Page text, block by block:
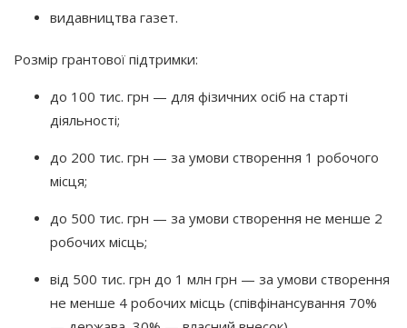
видавництва газет.
Розмір грантової підтримки:
до 100 тис. грн — для фізичних осіб на старті
діяльності;
до 200 тис. грн — за умови створення 1 робочого
місця;
до 500 тис. грн — за умови створення не менше 2
робочих місць;
від 500 тис. грн до 1 млн грн — за умови створення
не менше 4 робочих місць (співфінансування 70%